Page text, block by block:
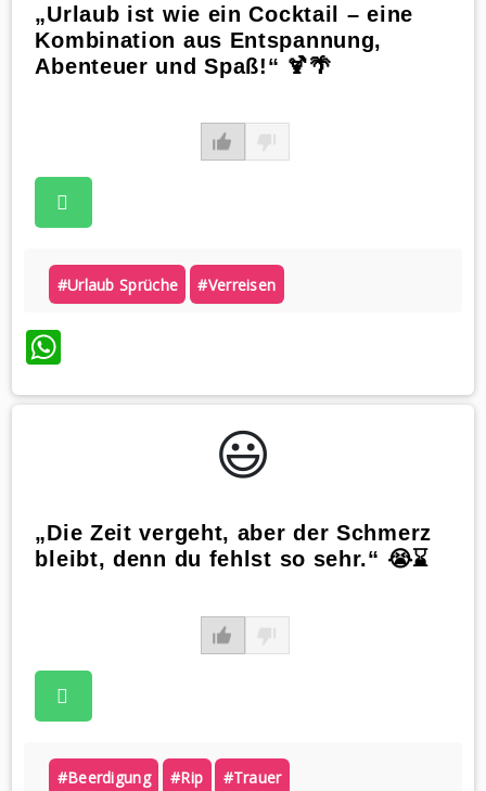
„Urlaub ist wie ein Cocktail – eine
Kombination aus Entspannung,
Abenteuer und Spaß!“ 🍹🌴
#urlaub Sprüche #verreisen
WhatsApp
😃️
„Die Zeit vergeht, aber der Schmerz
bleibt, denn du fehlst so sehr.“ 😭⌛
#beerdigung #rip #trauer